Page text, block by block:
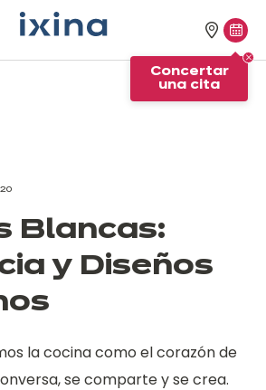
tiendas
una
Concertar
una cita
Blancas:
y Diseños
la cocina como el corazón de
se comparte y se crea.